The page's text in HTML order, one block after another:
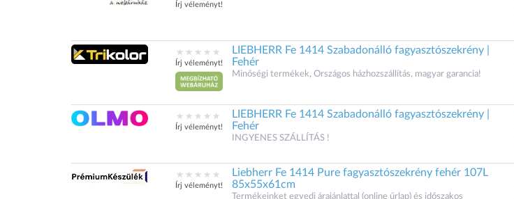
Írj véleményt!
Írj véleményt!
LIEBHERR Fe 1414 Szabadonálló fagyasztószekrény |
Fehér
Minőségi termékek, Országos házhozszállítás, magyar garancia!
Írj véleményt!
LIEBHERR Fe 1414 Szabadonálló fagyasztószekrény |
Fehér
INGYENES SZÁLLÍTÁS !
Írj véleményt!
Liebherr Fe 1414 Pure fagyasztószekrény fehér 107L
85x55x61cm
Termékeinket egyedi árajánlattal (online űrlap) és időszakos